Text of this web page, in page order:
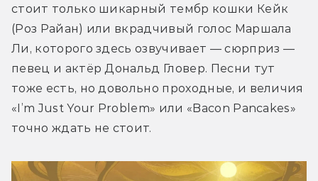
стоит только шикарный тембр кошки Кейк
(Роз Райан) или вкрадчивый голос Маршала
Ли, которого здесь озвучивает — сюрприз —
певец и актёр Дональд Гловер. Песни тут
тоже есть, но довольно проходные, и величия
«I’m Just Your Problem» или «Bacon Pancakes»
точно ждать не стоит.